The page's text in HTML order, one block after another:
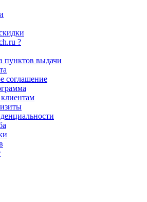
?
пунктов выдачи
соглашение